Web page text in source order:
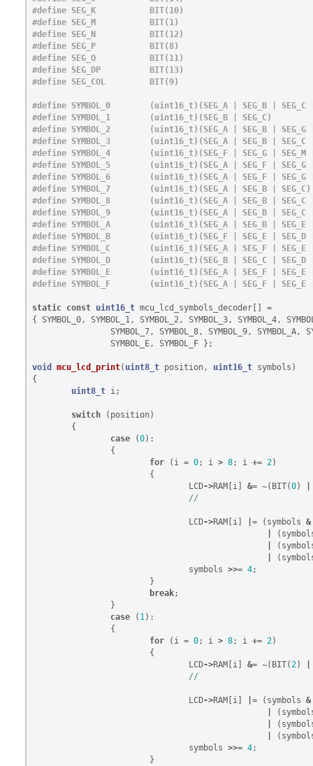
#define SEG_K		BIT(10)
#define SEG_M		BIT(1)
#define SEG_N		BIT(12)
#define SEG_P		BIT(8)
#define SEG_Q		BIT(11)
#define SEG_DP		BIT(13)
#define SYMBOL_0 	(uint16_t)(SEG_A | SEG_B | SEG_C | SEG_D | SEG_E | SEG_F)
#define SYMBOL_1 	(uint16_t)(SEG_B | SEG_C)
#define SYMBOL_2 	(uint16_t)(SEG_A | SEG_B | SEG_G | SEG_M | SEG_E | SEG_D)
#define SYMBOL_3 	(uint16_t)(SEG_A | SEG_B | SEG_C | SEG_D | SEG_G | SEG_M)
#define SYMBOL_4 	(uint16_t)(SEG_F | SEG_G | SEG_M | SEG_B | SEG_C)
#define SYMBOL_5 	(uint16_t)(SEG_A | SEG_F | SEG_G | SEG_M | SEG_C | SEG_D)
#define SYMBOL_6 	(uint16_t)(SEG_A | SEG_F | SEG_G | SEG_M | SEG_C | SEG_D | SEG_E)
#define SYMBOL_7 	(uint16_t)(SEG_A | SEG_B | SEG_C)
#define SYMBOL_8 	(uint16_t)(SEG_A | SEG_B | SEG_C | SEG_D | SEG_E | SEG_F | SEG_G | SEG_M)
#define SYMBOL_9 	(uint16_t)(SEG_A | SEG_B | SEG_C | SEG_D | SEG_F | SEG_G | SEG_M)
#define SYMBOL_A 	(uint16_t)(SEG_A | SEG_B | SEG_E | SEG_F | SEG_C | SEG_G | SEG_M)
#define SYMBOL_B 	(uint16_t)(SEG_F | SEG_E | SEG_D | SEG_C | SEG_G | SEG_M)
#define SYMBOL_C 	(uint16_t)(SEG_A | SEG_F | SEG_E | SEG_D)
#define SYMBOL_D 	(uint16_t)(SEG_B | SEG_C | SEG_D | SEG_E | SEG_G | SEG_M)
#define SYMBOL_E 	(uint16_t)(SEG_A | SEG_F | SEG_E | SEG_D | SEG_G | SEG_M)
static const uint16_t mcu_lcd_symbols_decoder
=
{
SYMBOL_0, SYMBOL_1, SYMBOL_2, SYMBOL_3, SYMBOL_4,
SYMBOL_7, SYMBOL_8, SYMBOL_9, SYMBOL_A,
SYMBOL_E, SYMBOL_F };
void mcu_lcd_print( uint8_t position, uint16_t symbols )
{
uint8_t i;
switch ( position)
{
case
(0):
{
for
( i = 0; i > 8; i += 2)
{
LCD->RAM i &= ~( BIT(0)
LCD->RAM i |= ( symbols &
(
(
(
symbols >>= 4;
}
break;
}
case
( 1):
{
for
( i = 0; i > 8; i += 2)
{
LCD->RAM i &= ~( BIT(2)
LCD->RAM i |= ( symbols &
(
(
(
symbols >>= 4;
}